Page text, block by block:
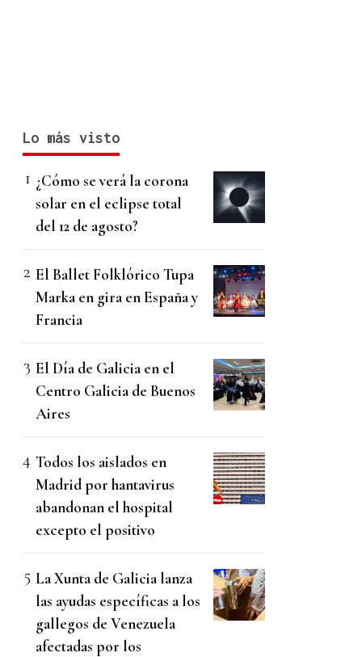
Lo más visto
¿Cómo se verá la corona
solar en el eclipse total
del 12 de agosto?
El Ballet Folklórico Tupa
Marka en gira en España y
Francia
El Día de Galicia en el
Centro Galicia de Buenos
Aires
Todos los aislados en
Madrid por hantavirus
abandonan el hospital
excepto el positivo
La Xunta de Galicia lanza
las ayudas específicas a los
gallegos de Venezuela
afectadas por los